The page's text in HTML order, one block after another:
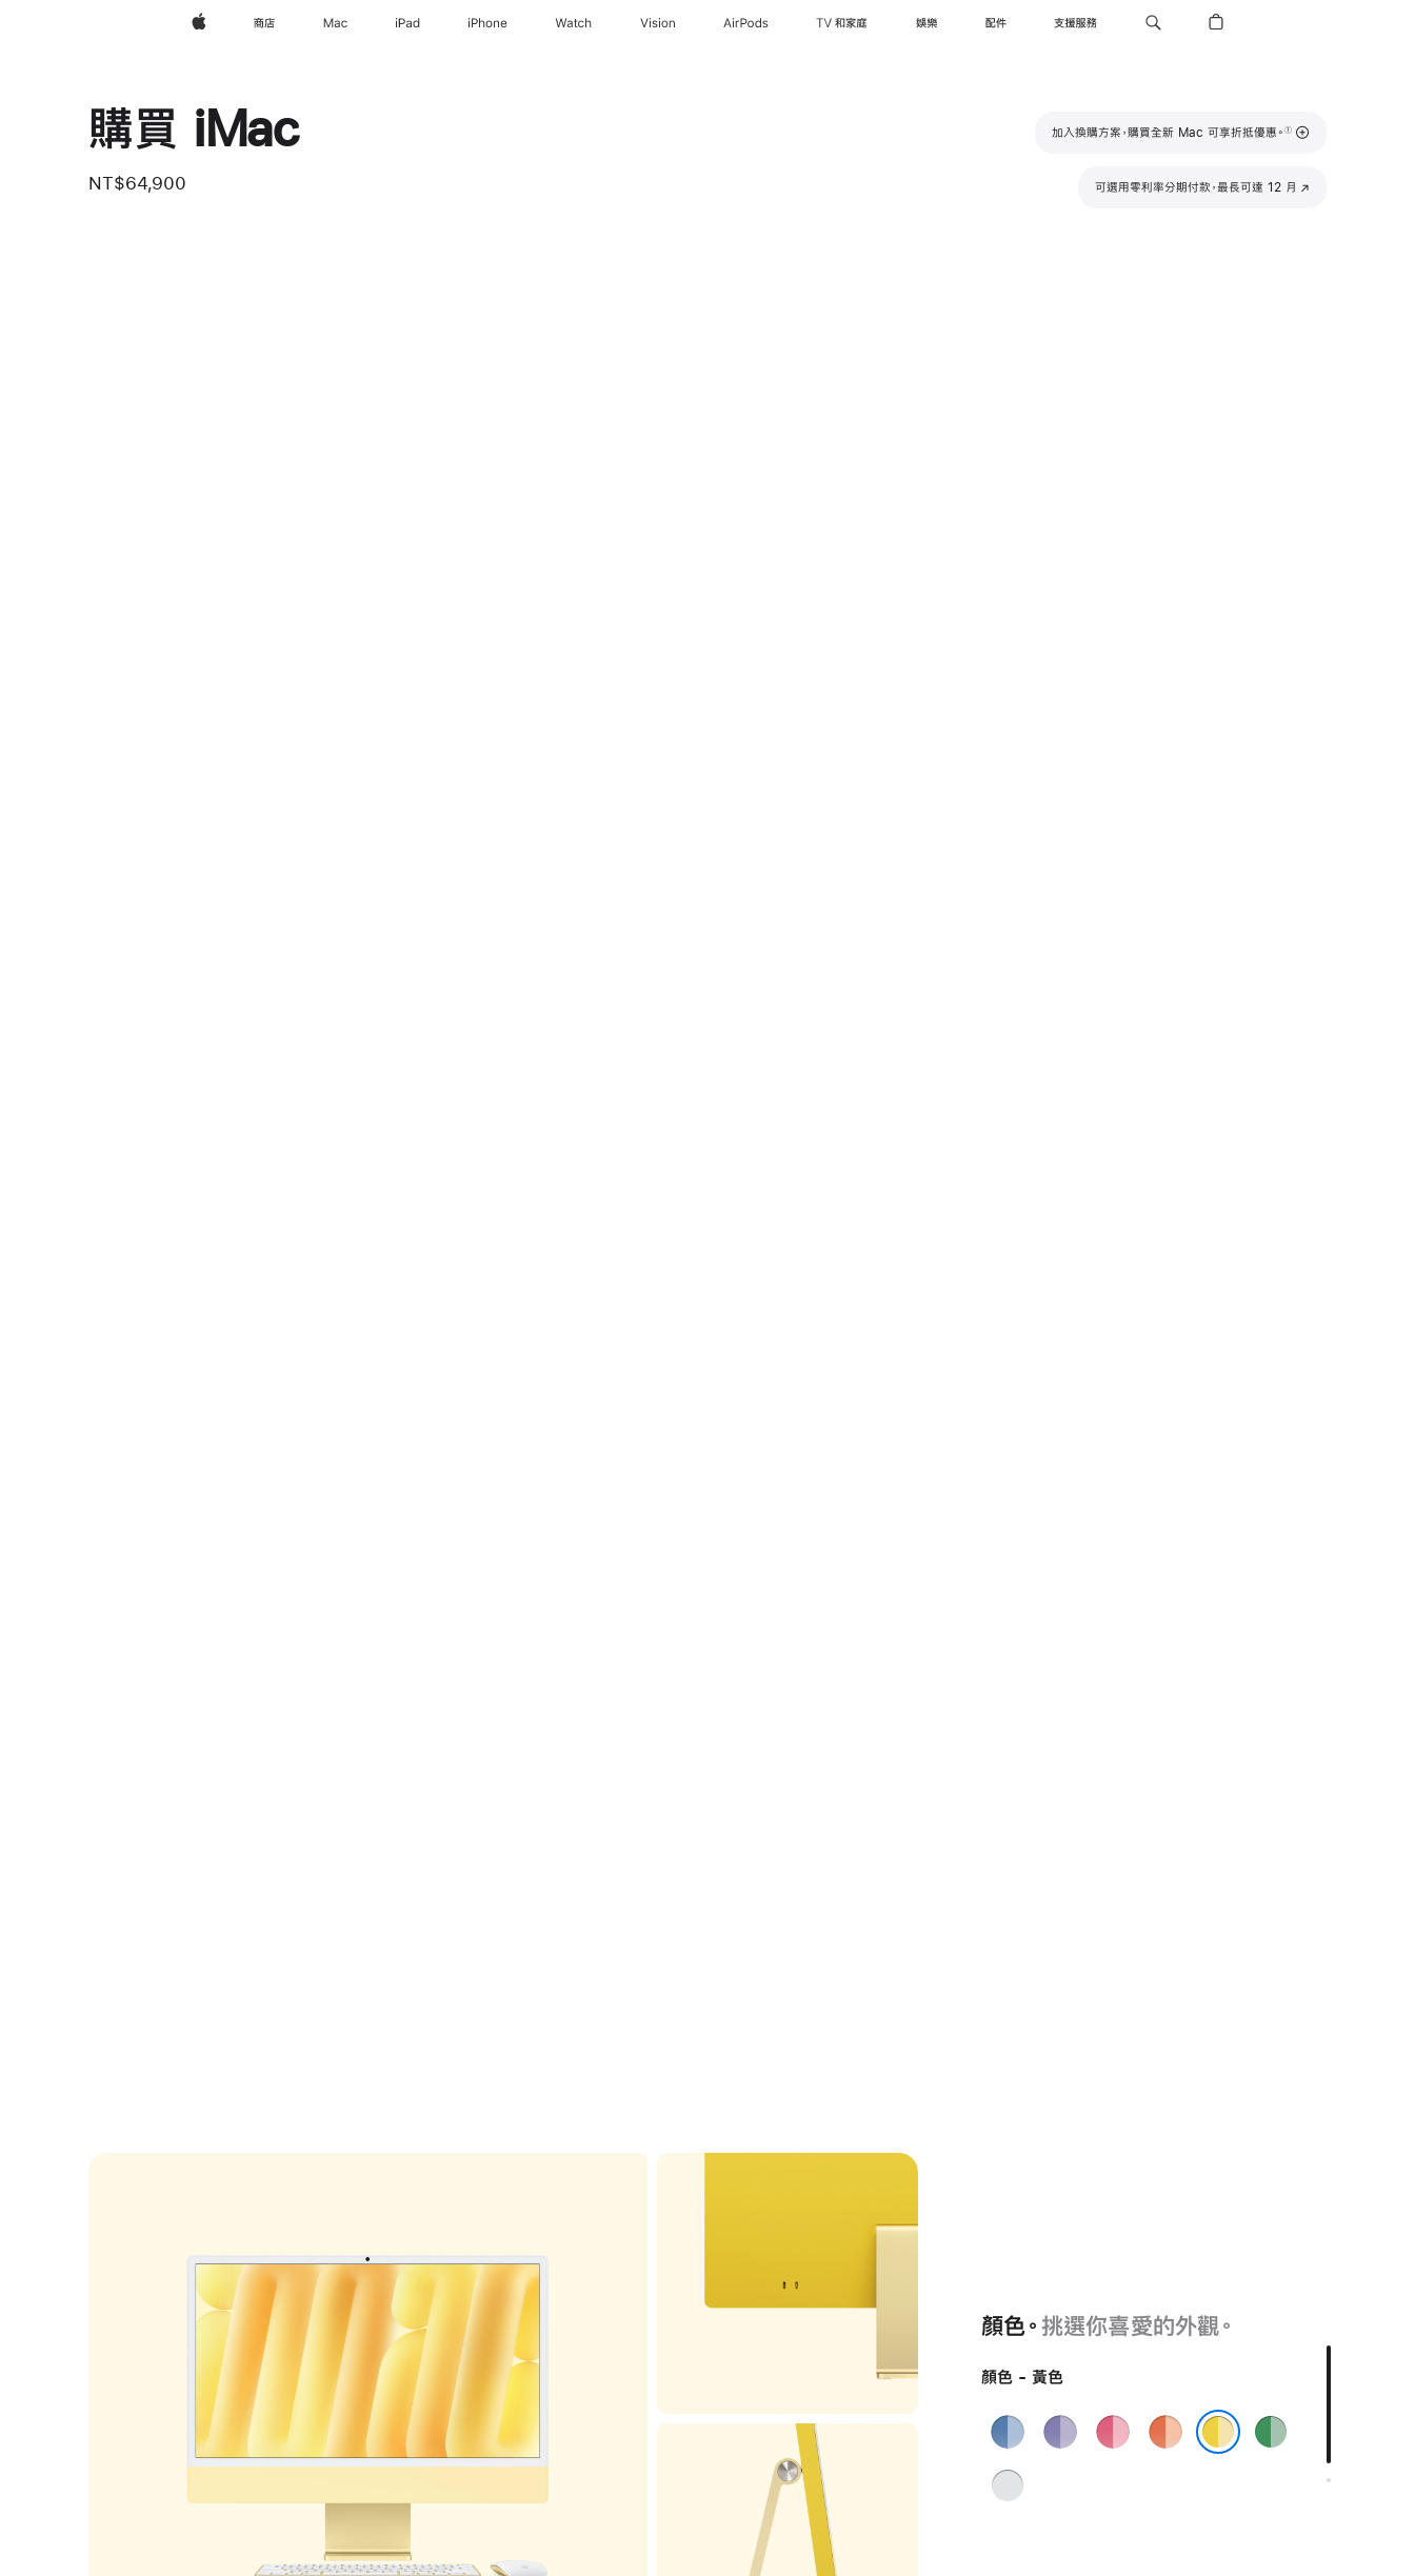
Apple商店 Mac iPad iPhone Watch Vision AirPods TV 和家庭 娛樂 配件 支援服務
購買 iMac
NT$64,900
加入換購方案，購買全新 Mac 可享折抵優惠。
註
腳
①
可選用零利率分期付款，最長可達 12 月
(以
顏色。 挑選你喜愛的外觀。
顏色 - 黃色
藍
色
紫
色
粉
紅
橙
色
綠
銀